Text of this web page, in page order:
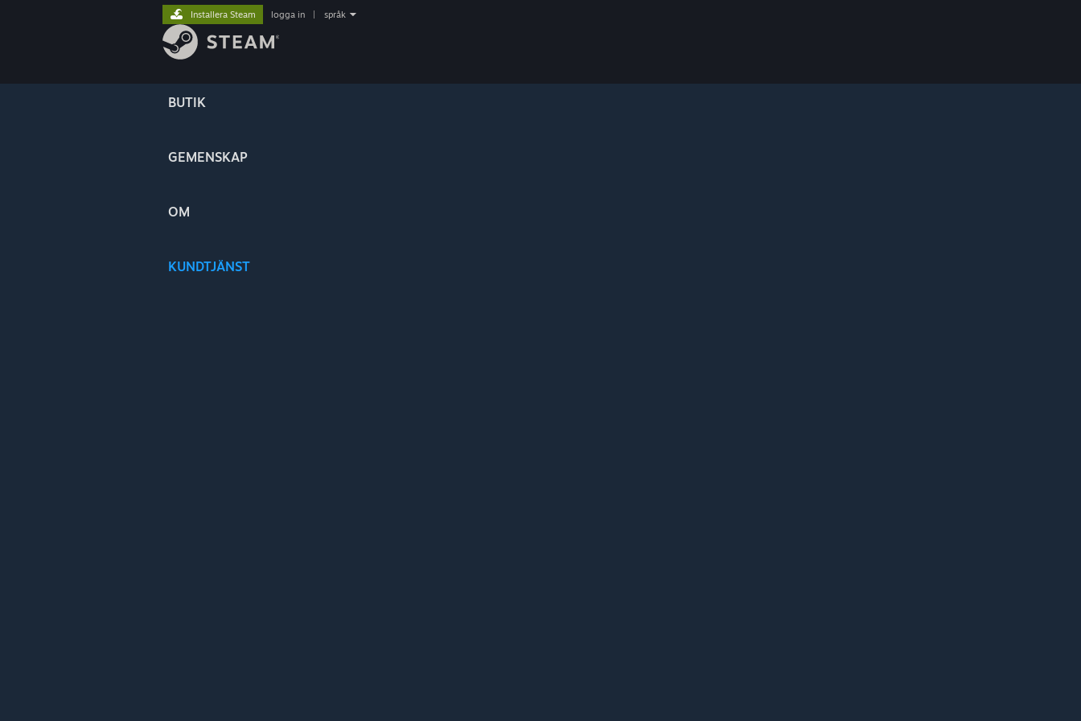
BUTIK
GEMENSKAP
OM
KUNDTJÄNST
Installera Steam logga in språk